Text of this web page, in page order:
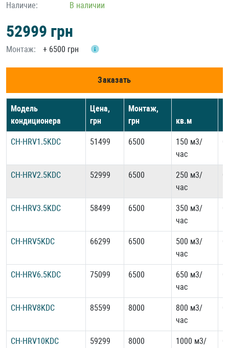
Наличие:
В наличии
52999 грн
Монтаж: + 6500 грн
Заказать
Модель
кондиционера
Цена,
грн
Монтаж,
грн
кв.м
CH-HRV1.5KDC 51499 6500
150 м3/
час
CH-HRV2.5KDC 52999 6500
250 м3/
час
CH-HRV3.5KDC 58499 6500
350 м3/
час
CH-HRV5KDC 66299 6500
500 м3/
час
CH-HRV6.5KDC 75099 6500
650 м3/
час
CH-HRV8KDC 85599 8000
800 м3/
час
CH-HRV10KDC 59299 8000
1000 м3/